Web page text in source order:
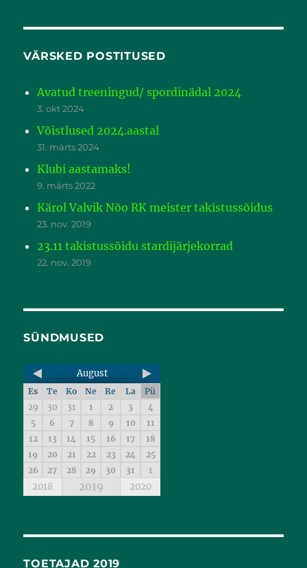
VÄRSKED POSTITUSED
Avatud treeningud/ spordinädal 2024
3. okt 2024
Võistlused 2024.aastal
31. märts 2024
Klubi aastamaks!
9. märts 2022
Kärol Valvik Nõo RK meister takistussõidus
23. nov. 2019
23.11 takistussõidu stardijärjekorrad
22. nov. 2019
SÜNDMUSED
August
Es Te Ko Ne Re La
Pü
29
30 31 1 2 3
4
5
6 7 8 9 10
11
12
13 14 15 16 17
18
19
20 21 22 23 24
25
26
27 28 29 30 31 1
2018 2019 2020
TOETAJAD 2019